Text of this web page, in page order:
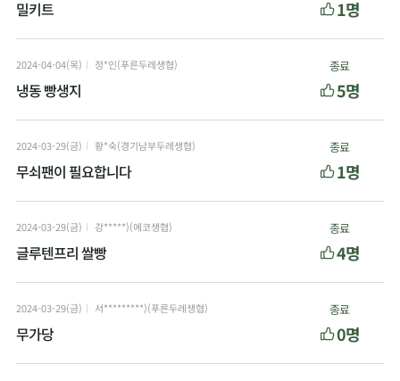
밀키트 1명
2024-04-04(목) 정*인(푸른두레생협)
냉동 빵생지
종료
5명
2024-03-29(금) 황*숙(경기남부두레생협)
무쇠팬이 필요합니다
종료
1명
2024-03-29(금) 강*****)(에코생협)
글루텐프리 쌀빵
종료
4명
2024-03-29(금) 서*********)(푸른두레생협)
무가당
종료
0명